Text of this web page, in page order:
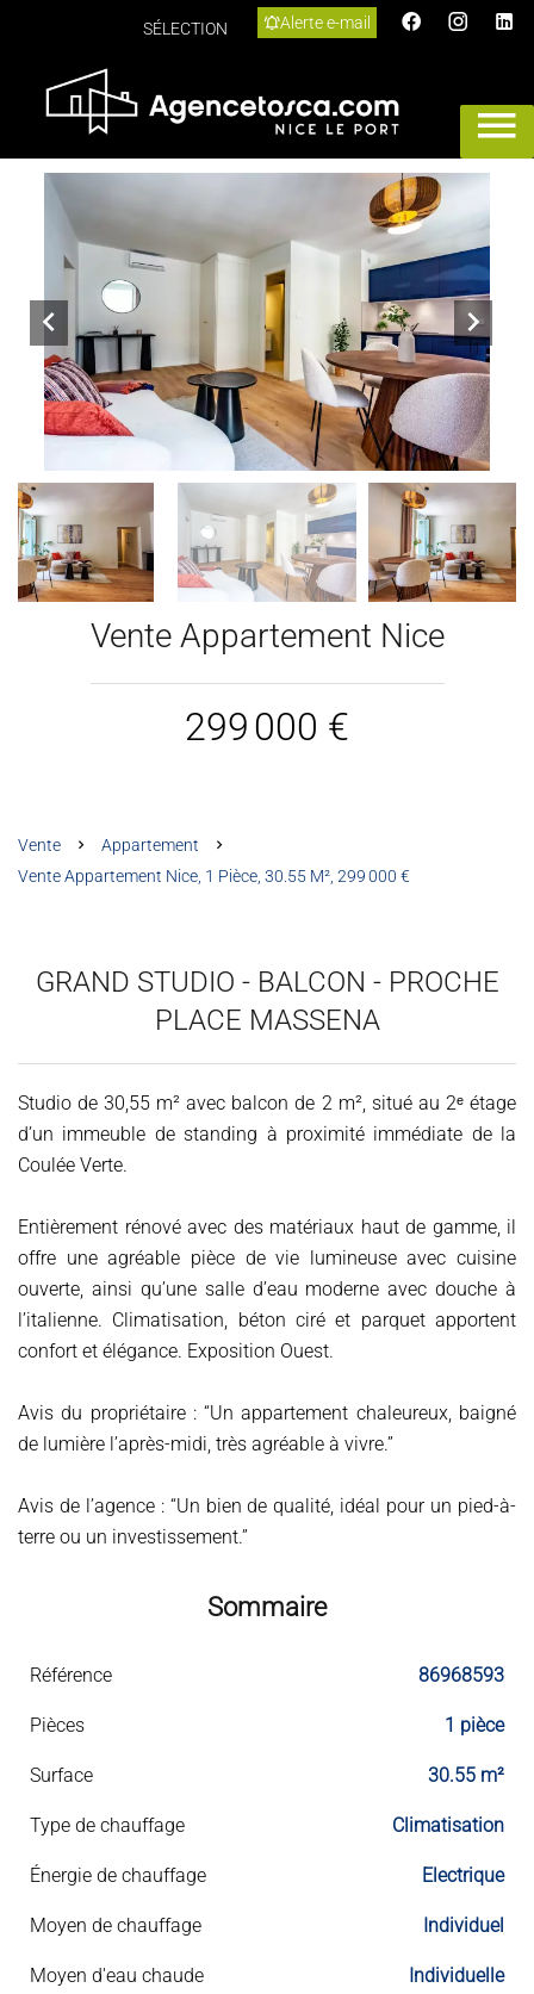
SÉLECTION Alerte e-mail
Vente Appartement Nice
299 000 €
Vente
Appartement
Vente Appartement Nice, 1 Pièce, 30.55 M², 299 000 €
GRAND STUDIO - BALCON - PROCHE
PLACE MASSENA
Studio de 30,55 m² avec balcon de 2 m², situé au 2ᵉ étage
d’un immeuble de standing à proximité immédiate de la
Coulée Verte.
Entièrement rénové avec des matériaux haut de gamme, il
offre une agréable pièce de vie lumineuse avec cuisine
ouverte, ainsi qu’une salle d’eau moderne avec douche à
l’italienne. Climatisation, béton ciré et parquet apportent
confort et élégance. Exposition Ouest.
Avis du propriétaire : “Un appartement chaleureux, baigné
de lumière l’après-midi, très agréable à vivre.”
Avis de l’agence : “Un bien de qualité, idéal pour un pied-à-
terre ou un investissement.”
Sommaire
Référence 86968593
Pièces 1 pièce
Surface 30.55 m²
Type de chauffage Climatisation
Énergie de chauffage Electrique
Moyen de chauffage Individuel
Moyen d'eau chaude Individuelle